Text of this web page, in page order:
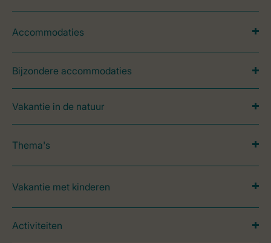
Accommodaties
Bijzondere accommodaties
Vakantie in de natuur
Thema's
Vakantie met kinderen
Activiteiten